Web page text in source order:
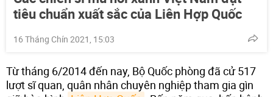
tiêu chuẩn xuất sắc của Liên Hợp Quốc
16 Tháng Chín 2021, 15:03
Từ tháng 6/2014 đến nay, Bộ Quốc phòng đã cử 517
lượt sĩ quan, quân nhân chuyên nghiệp tham gia gìn